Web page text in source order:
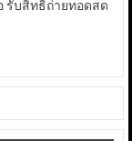
รับสิทธิ์ถ่ายทอดสด